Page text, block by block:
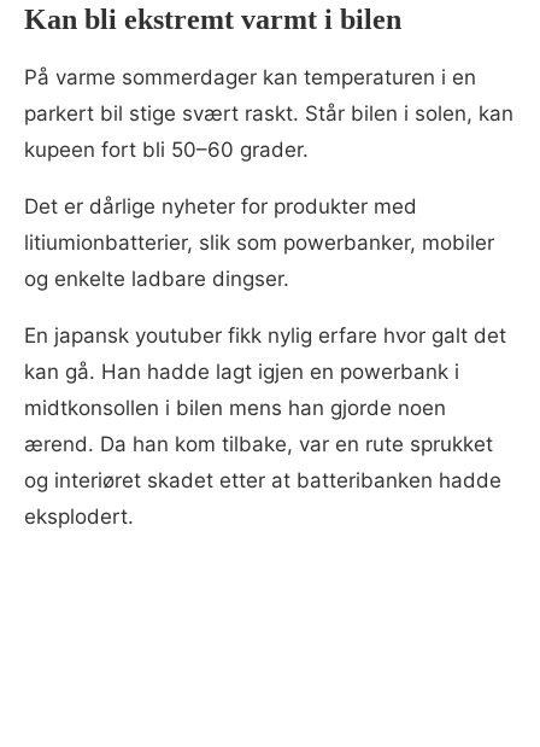
Kan bli ekstremt varmt i bilen
På varme sommerdager kan temperaturen i en
parkert bil stige svært raskt. Står bilen i solen, kan
kupeen fort bli 50–60 grader.
Det er dårlige nyheter for produkter med
litiumionbatterier, slik som powerbanker, mobiler
og enkelte ladbare dingser.
En japansk youtuber fikk nylig erfare hvor galt det
kan gå. Han hadde lagt igjen en powerbank i
midtkonsollen i bilen mens han gjorde noen
ærend. Da han kom tilbake, var en rute sprukket
og interiøret skadet etter at batteribanken hadde
eksplodert.